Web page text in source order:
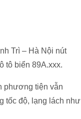
Trì – Hà Nội nút
tô biển 89A.xxx.
phương tiện vẫn
tốc độ, lạng lách như